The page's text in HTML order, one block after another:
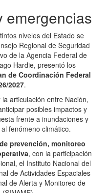
emergencias
niveles del Estado se
Regional de Seguridad
de la Agencia Federal de
Hardie, presentó los
de Coordinación Federal
2027.
articulación entre Nación,
posibles impactos y
frente a inundaciones y
fenómeno climático.
prevención, monitoreo
, con la participación
el Instituto Nacional del
de Actividades Espaciales
de Alerta y Monitoreo de